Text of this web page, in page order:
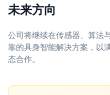
未来方向
公司将继续在传感器、算法
靠的具身智能解决方案，以
态合作。